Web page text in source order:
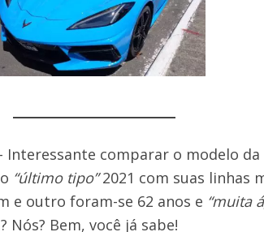
Interessante comparar o modelo
“último tipo”2021 com suas linhas
e outro foram-se 62 anos e “muita
Nós? Bem, você já sabe!